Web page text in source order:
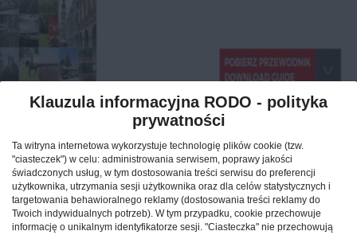
przewodniki po polsce / poland travel guides
Na szlaku projektów RPO WL
LUBELSKIE:
Z czym kojarzymy województwo
lubelskie? Zapewne Lublin, Zamość i Roztocze
wymieniamy jednym tchem. Ale czy naprawdę
Klauzula informacyjna RODO - polityka
prywatności
Ta witryna internetowa wykorzystuje technologię plików cookie (tzw.
"ciasteczek") w celu: administrowania serwisem, poprawy jakości
świadczonych usług, w tym dostosowania treści serwisu do preferencji
użytkownika, utrzymania sesji użytkownika oraz dla celów statystycznych i
targetowania behawioralnego reklamy (dostosowania treści reklamy do
Twoich indywidualnych potrzeb). W tym przypadku, cookie przechowuje
informację o unikalnym identyfikatorze sesji. "Ciasteczka" nie przechowują